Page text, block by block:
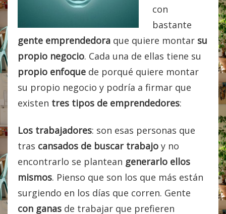
con
bastante
gente emprendedora que quiere montar su
propio negocio. Cada una de ellas tiene su
propio enfoque de porqué quiere montar
su propio negocio y podría a firmar que
existen tres tipos de emprendedores:
Los trabajadores: son esas personas que
tras cansados de buscar trabajo y no
encontrarlo se plantean generarlo ellos
mismos. Pienso que son los que más están
surgiendo en los días que corren. Gente
con ganas de trabajar que prefieren